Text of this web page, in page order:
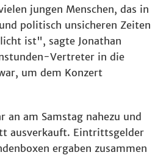
jungen Menschen, das in
politisch unsicheren Zeiten
ist", sagte Jonathan
Vertreter in die
um dem Konzert
an am Samstag nahezu und
ausverkauft. Eintrittsgelder
ergaben zusammen